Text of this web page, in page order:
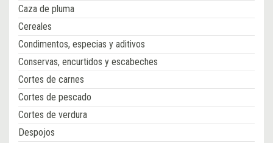
Caza de pluma
Cereales
Condimentos, especias y aditivos
Conservas, encurtidos y escabeches
Cortes de carnes
Cortes de pescado
Cortes de verdura
Despojos